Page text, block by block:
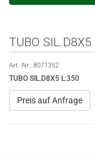
TUBO SIL.D8X5
Art.-Nr.: 8071352
TUBO SIL.D8X5 L:350
Preis auf Anfrage